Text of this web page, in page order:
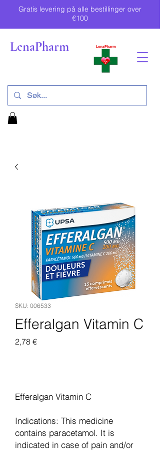
Gratis levering på alle bestillinger over
€100
LenaPharm
SKU: 006533
Efferalgan Vitamin C
2,78 €Pris
Efferalgan Vitamin C
Indications: This medicine
contains paracetamol. It is
indicated in case of pain and/or